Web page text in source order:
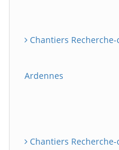
Chantiers
Ardennes
Chantiers